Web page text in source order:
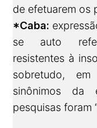
de efetuarem os
*Caba:
se auto
resistentes à
sobretudo,
sinônimos da
pesquisas foram